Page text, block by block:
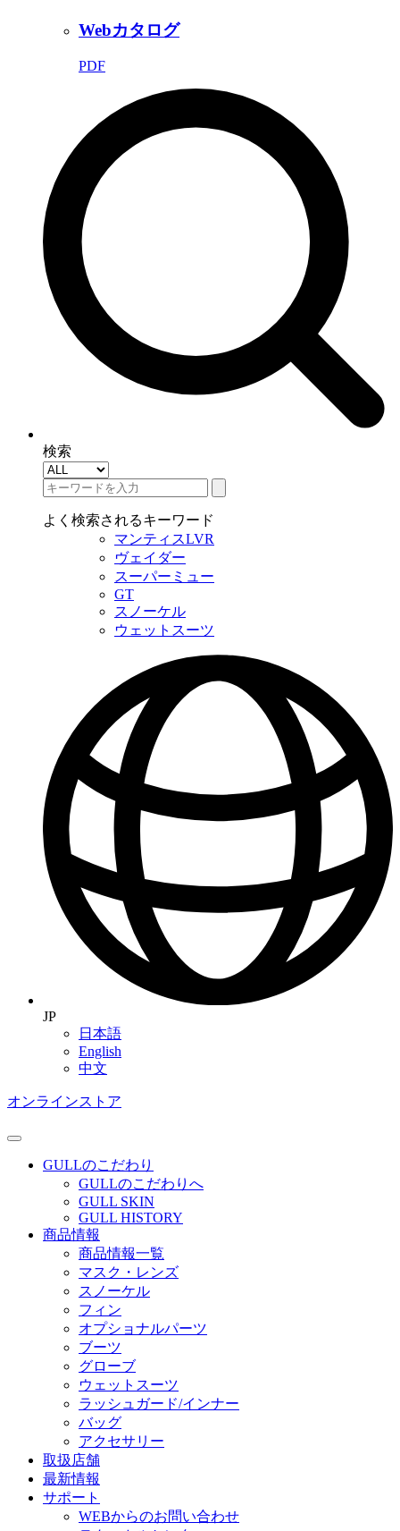
Webカタログ
PDF
検索
よく検索されるキーワード
マンティスLVR
ヴェイダー
スーパーミュー
GT
スノーケル
ウェットスーツ
JP
日本語
English
中文
オンラインストア
GULLのこだわり
GULLのこだわりへ
GULL SKIN
GULL HISTORY
商品情報
商品情報一覧
マスク・レンズ
スノーケル
フィン
オプショナルパーツ
ブーツ
グローブ
ウェットスーツ
ラッシュガード/インナー
バッグ
アクセサリー
取扱店舗
最新情報
サポート
WEBからのお問い合わせ